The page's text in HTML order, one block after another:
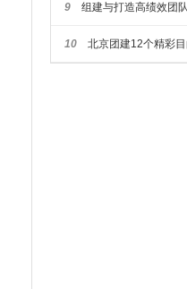
9 组建与打造高绩效团
10 北京团建12个精彩